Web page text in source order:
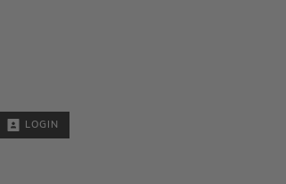
LOGIN